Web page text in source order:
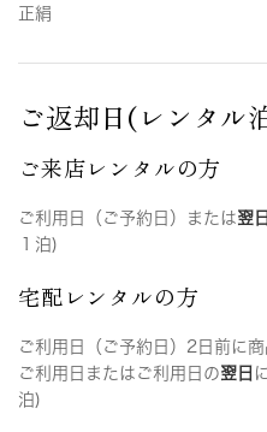
正絹
ご返却日(レンタル
ご来店レンタルの方
ご利用日（ご予約日）または翌日
１泊)
宅配レンタルの方
ご利用日（ご予約日）2日前に商
ご利用日またはご利用日の翌日
泊)